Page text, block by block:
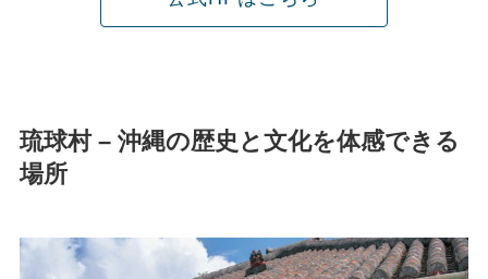
琉球村 – 沖縄の歴史と文化を体感できる
場所